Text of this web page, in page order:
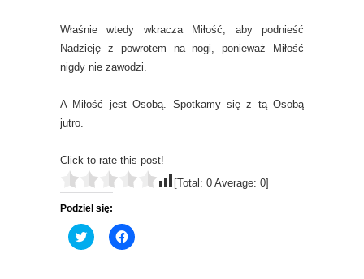
Właśnie wtedy wkracza Miłość, aby podnieść
Nadzieję z powrotem na nogi, ponieważ Miłość
nigdy nie zawodzi.
A Miłość jest Osobą. Spotkamy się z tą Osobą
jutro.
Click to rate this post!
[Total: 0 Average: 0]
Podziel się:
C
l
C
l